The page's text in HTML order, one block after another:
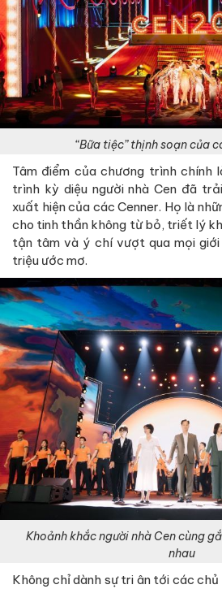
“Bữa tiệc” thịnh soạn của
Tâm điểm của chương trình chính
trình kỳ diệu người nhà Cen đã
xuất hiện của các Cenner. Họ là
cho tinh thần không từ bỏ, triết lý
tận tâm và ý chí vượt qua mọi
triệu ước mơ.
Khoảnh khắc người nhà Cen cùng
nhau
Không chỉ dành sự tri ân tới các